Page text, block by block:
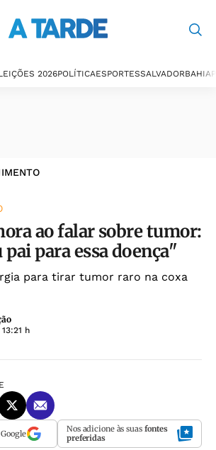
2026POLÍTICAESPORTESSALVADORBAHIA
ao falar sobre tumor:
para essa doença"
para tirar tumor raro na coxa
h
Nos adicione às suas fontes
preferidas